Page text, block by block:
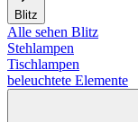
Blitz
Alle sehen Blitz
Stehlampen
Tischlampen
beleuchtete Elemente